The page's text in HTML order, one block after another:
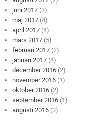
juni 2017 (3)
maj 2017 (4)
april 2017 (4)
mars 2017 (5)
februari 2017 (2)
januari 2017 (4)
december 2016 (2)
november 2016 (1)
oktober 2016 (2)
september 2016 (1)
augusti 2016 (3)